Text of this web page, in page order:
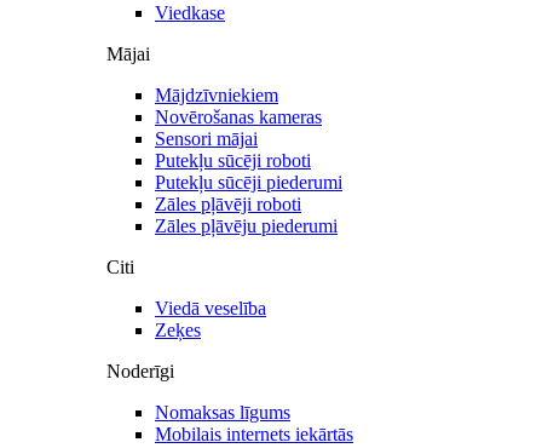
Viedkase
Mājai
Mājdzīvniekiem
Novērošanas kameras
Sensori mājai
Putekļu sūcēji roboti
Putekļu sūcēji piederumi
Zāles pļāvēji roboti
Zāles pļāvēju piederumi
Citi
Viedā veselība
Zeķes
Noderīgi
Nomaksas līgums
Mobilais internets iekārtās